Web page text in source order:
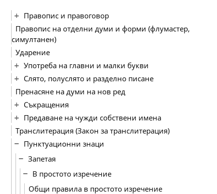
Правопис и правоговор
Правопис на отделни думи и форми (флумастер,
симултанен)
Ударение
Употреба на главни и малки букви
Слято, полуслято и разделно писане
Пренасяне на думи на нов ред
Съкращения
Предаване на чужди собствени имена
Транслитерация (Закон за транслитерация)
Пунктуационни знаци
Запетая
В простото изречение
Общи правила в простото изречение